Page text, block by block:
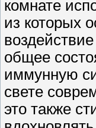
комнате
из которых
общее
иммунную
свете
это также